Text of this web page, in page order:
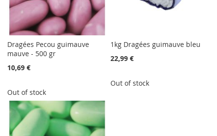
Dragées Pecou guimauve
mauve - 500 gr
10,69 €
Out of stock
1kg Dragées guimauve bleu
22,99 €
Out of stock